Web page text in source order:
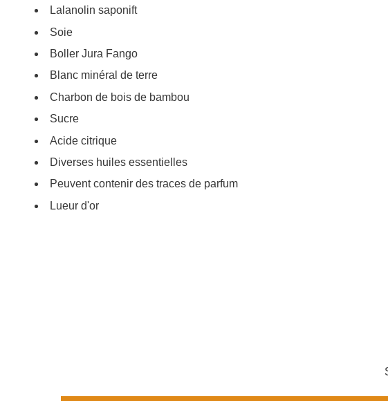
Lalanolin saponift
Soie
Boller Jura Fango
Blanc minéral de terre
Charbon de bois de bambou
Sucre
Acide citrique
Diverses huiles essentielles
Peuvent contenir des traces de parfum
Lueur d'or